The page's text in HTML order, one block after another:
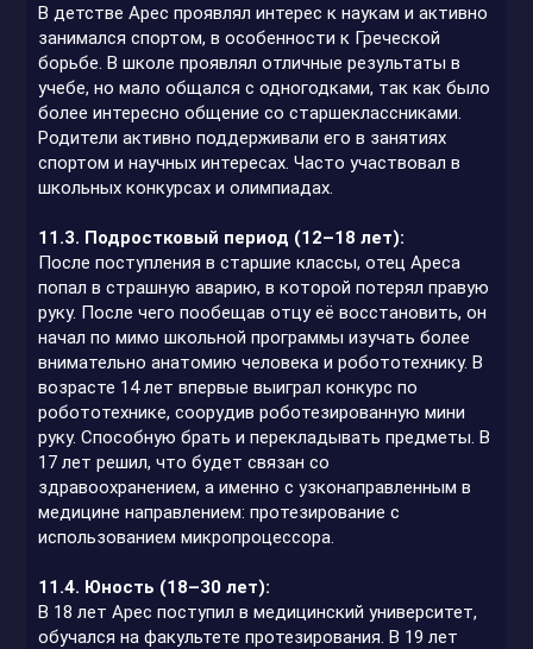
В детстве Арес проявлял интерес к наукам и активно
занимался спортом, в особенности к Греческой
борьбе. В школе проявлял отличные результаты в
учебе, но мало общался с одногодками, так как было
более интересно общение со старшеклассниками.
Родители активно поддерживали его в занятиях
спортом и научных интересах. Часто участвовал в
школьных конкурсах и олимпиадах.
11.3. Подростковый период (12–18 лет):
После поступления в старшие классы, отец Ареса
попал в страшную аварию, в которой потерял правую
руку. После чего пообещав отцу её восстановить, он
начал по мимо школьной программы изучать более
внимательно анатомию человека и робототехнику. В
возрасте 14 лет впервые выиграл конкурс по
робототехнике, соорудив роботезированную мини
руку. Способную брать и перекладывать предметы. В
17 лет решил, что будет связан со
здравоохранением, а именно с узконаправленным в
медицине направлением: протезирование с
использованием микропроцессора.
11.4. Юность (18–30 лет):
В 18 лет Арес поступил в медицинский университет,
обучался на факультете протезирования. В 19 лет